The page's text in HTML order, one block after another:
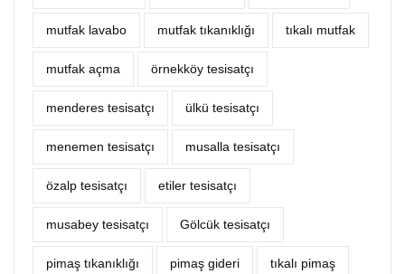
mutfak lavabo mutfak tıkanıklığı tıkalı mutfak
mutfak açma örnekköy tesisatçı
menderes tesisatçı ülkü tesisatçı
menemen tesisatçı musalla tesisatçı
özalp tesisatçı etiler tesisatçı
musabey tesisatçı Gölcük tesisatçı
pimaş tıkanıklığı pimaş gideri tıkalı pimaş